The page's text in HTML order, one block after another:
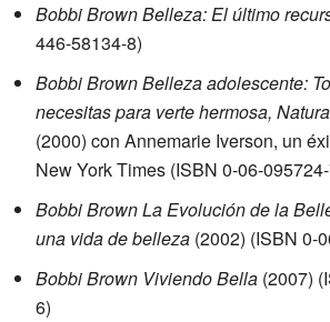
Bobbi Brown Belleza: El último
446-58134-8)
Bobbi Brown Belleza adolescente:
necesitas para verte hermosa,
(2000) con Annemarie Iverson, un
New York Times (ISBN 0-06-
Bobbi Brown La Evolución de la
una vida de belleza (2002) (ISBN 0-
Bobbi Brown Viviendo Bella (2007)
6)